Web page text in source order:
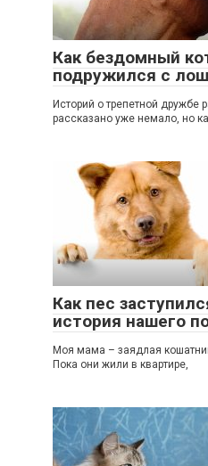
Как бездомный
подружился с
Историй о трепетной дружбе
рассказано уже немало, но
Как пес
история нашего
Моя мама – заядлая
Пока они жили в квартире,